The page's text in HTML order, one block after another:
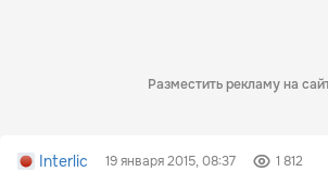
Разместить рекламу на
Interlic 19 января 2015, 08:37 1 812